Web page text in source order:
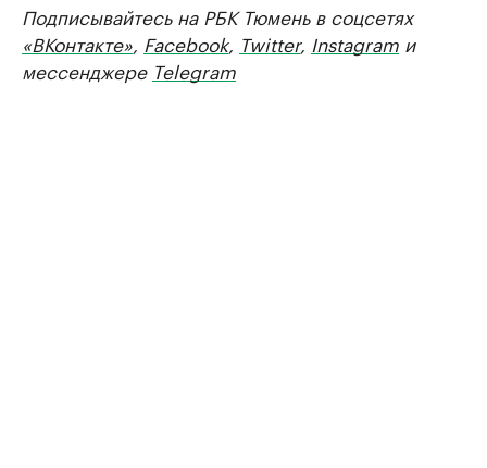
Подписывайтесь на РБК Тюмень в соцсетях
«ВКонтакте» Facebook, Twitter, Instagram и
мессенджере Telegram